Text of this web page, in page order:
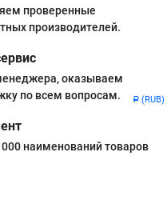
Р (RUB)
проверенные
производителей.
оказываем
по всем вопросам.
наименований товаров